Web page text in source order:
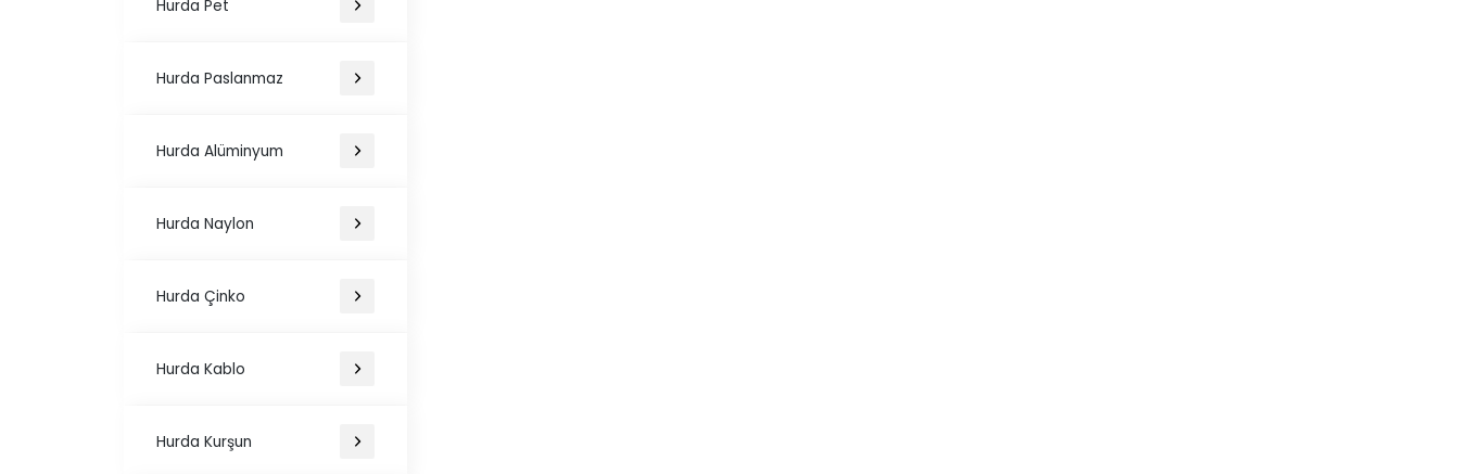
Hurda Pet
Hurda Paslanmaz
Hurda Alüminyum
Hurda Naylon
Hurda Çinko
Hurda Kablo
Hurda Kurşun